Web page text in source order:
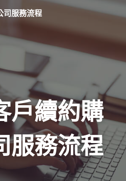
戶續約購
服務流程
司服務流程